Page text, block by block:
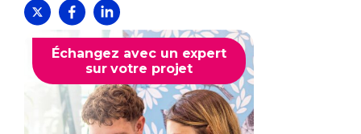
Échangez avec un expert
sur votre projet